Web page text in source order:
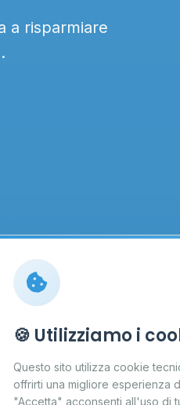
a risparmiare
Contatti
🍪 Utilizziamo i
Questo sito utilizza cookie
offrirti una migliore esperienza
"Accetta" acconsenti all'uso di